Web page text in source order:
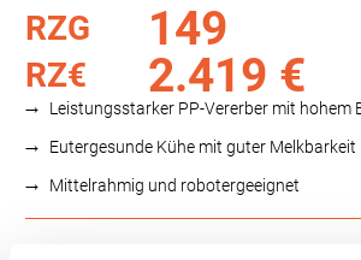
RZG 149
RZ€ 2.419 €
Leistungsstarker PP-Vererber mit hohem
Eutergesunde Kühe mit guter Melkbarkeit
Mittelrahmig und robotergeeignet